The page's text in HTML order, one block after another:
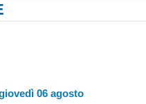
06 agosto